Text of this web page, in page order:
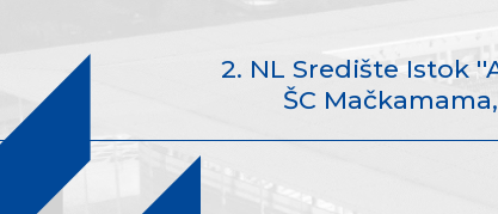
2. NL Središte Istok
ŠC